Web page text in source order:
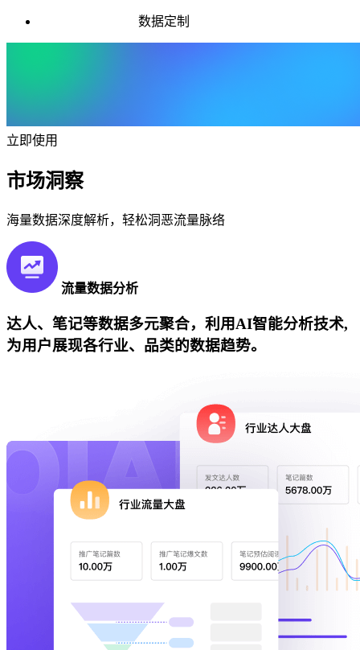
数据定制
立即使用
市场洞察
海量数据深度解析，轻松洞恶流量脉络
流量数据分析
达人、笔记等数据多元聚合，利用AI智能分析技术,
为用户展现各行业、品类的数据趋势。